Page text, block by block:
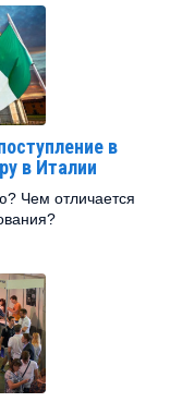
в
в Италии
Чем отличается